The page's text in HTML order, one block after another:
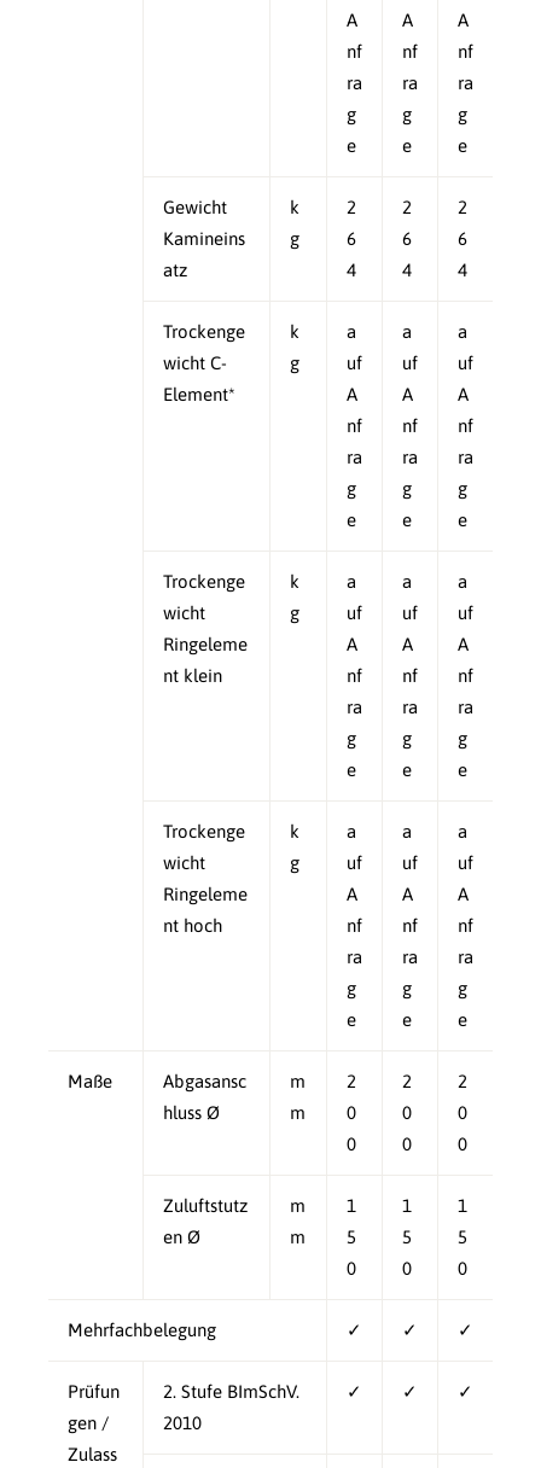
A
nf
ra
g
e
A
nf
ra
g
e
A
nf
ra
g
e
Gewicht
Kamineins
atz
k
g
2
6
4
2
6
4
2
6
4
Trockenge
wicht C-
Element*
k
g
a
uf
A
nf
ra
g
e
a
uf
A
nf
ra
g
e
a
uf
A
nf
ra
g
e
Trockenge
wicht
Ringeleme
nt klein
k
g
a
uf
A
nf
ra
g
e
a
uf
A
nf
ra
g
e
a
uf
A
nf
ra
g
e
Trockenge
wicht
Ringeleme
nt hoch
k
g
a
uf
A
nf
ra
g
e
a
uf
A
nf
ra
g
e
a
uf
A
nf
ra
g
e
Maße
Abgasansc
hluss Ø
m
m
2
0
0
2
0
0
2
0
0
Zuluftstutz
en Ø
m
m
1
5
0
1
5
0
1
5
0
Mehrfachbelegung ✓ ✓ ✓
Prüfun
gen /
Zulass
2. Stufe BImSchV.
2010
✓ ✓ ✓